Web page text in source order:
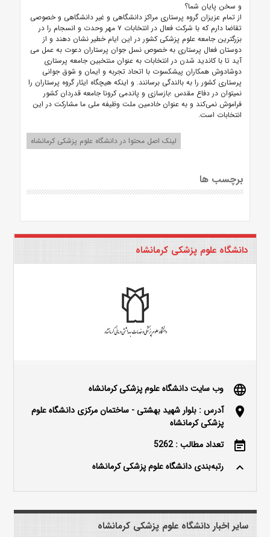
و سخن پایان شما؟
از تمام عزیزان گروه پرستاری مراکز دانشگاهی و غیر دانشگاهی و خصوصی
تقاضا دارم که با شرکت فعال در انتخابات ۷ مهر وحدت و انسجام را در
بزرگترین جامعه علوم پزشکی کشور در این ایام خطیر نشان دهند و از
دوستان فعال پرستاری به خصوص نسل جوان پرستاران دعوت به عمل می
آید تا با کاندید شدن در انتخابات به عنوان منتخبین جامعه پرستاری
دوشادوش همکاران پیشکسوت با اتحاد تجربه و ایمان و شوق جوانی
پرستاری کشور را به بالندگی برسانند. و اینکه هیچگاه ایثار گروه پرستاران را
نمیتوان در دفاع مقدس ؛بازسازی و پاندمی کرونا جامعه قدردان کشور
فراموش نمی‌کند و به عنوان خادمین ملت وظیفه ملی ما مشارکت در این
انتخابات است.
لینک اصل محتوا در دانشگاه علوم پزشکی کرمانشاه
برچسب ها
دانشگاه علوم پزشکی کرمانشاه
language وب سایت دانشگاه علوم پزشکی کرمانشاه
location_on
آدرس : بلوار شهید بهشتی - ساختمان مرکزی دانشگاه علوم
پزشکی کرمانشاه
event_note تعداد مطالب : 5262
keyboard_arrow_up رتبه‌بندی دانشگاه علوم پزشکی کرمانشاه
سایر اخبار دانشگاه علوم پزشکی کرمانشاه